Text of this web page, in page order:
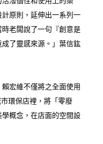
原則，延伸出一系列一
老闆說了一句『創意是
了靈感來源。」葉信鈜
宏維不僅將之全面使用
環保店裡，將「零廢
概念，在店面的空間設